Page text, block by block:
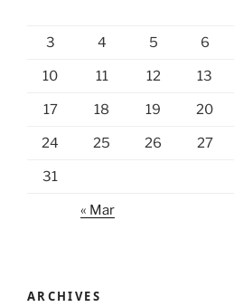
3 4 5 6
10 11 12 13
17 18 19 20
24 25 26 27
31
« Mar
ARCHIVES